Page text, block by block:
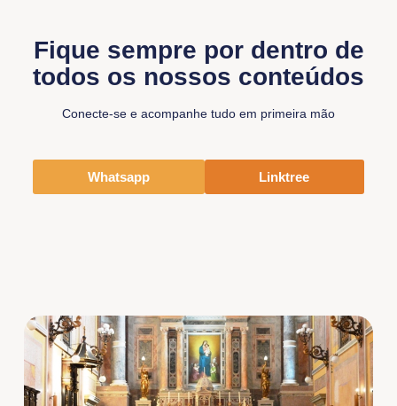
Fique sempre por dentro de
todos os nossos conteúdos
Conecte-se e acompanhe tudo em primeira mão
Whatsapp Linktree